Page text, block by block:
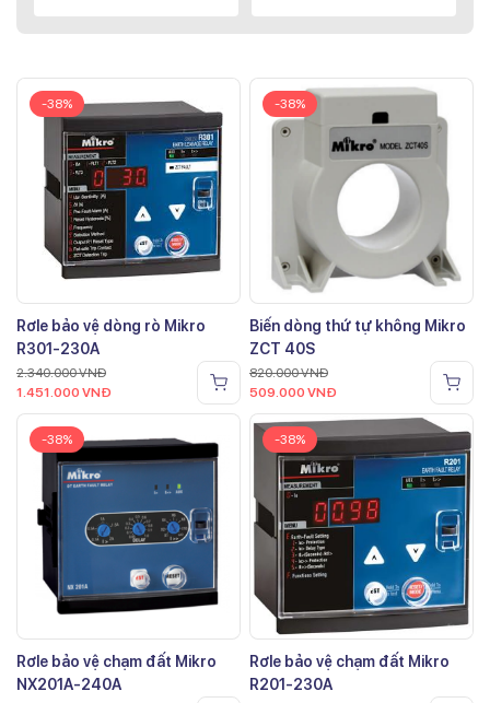
-38%
Rơle bảo vệ dòng rò Mikro
R301-230A
2.340.000VNĐ
1.451.000 VNĐ
-38%
Biến dòng thứ tự không Mikro
ZCT 40S
820.000VNĐ
509.000 VNĐ
-38%
Rơle bảo vệ chạm đất Mikro
NX201A-240A
-38%
Rơle bảo vệ chạm đất Mikro
R201-230A